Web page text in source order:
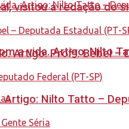
a vida. Artigo: Nilto
visitou a redação do
Artigo: Profª. Bebel –
Nilto Tatto –